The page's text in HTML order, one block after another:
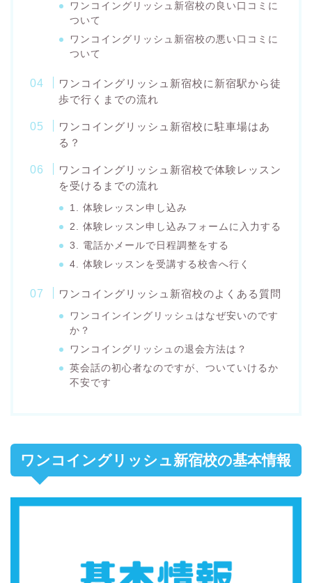
ワンコイングリッシュ新宿校の良い口コミに
ついて
ワンコイングリッシュ新宿校の悪い口コミに
ついて
ワンコイングリッシュ新宿校に新宿駅から徒
歩で行くまでの流れ
ワンコイングリッシュ新宿校に駐車場はあ
る？
ワンコイングリッシュ新宿校で体験レッスン
を受けるまでの流れ
1. 体験レッスン申し込み
2. 体験レッスン申し込みフォームに入力する
3. 電話かメールで日程調整をする
4. 体験レッスンを受講する校舎へ行く
ワンコイングリッシュ新宿校のよくある質問
ワンコインイングリッシュはなぜ安いのです
か？
ワンコイングリッシュの退会方法は？
英会話の初心者なのですが、ついていけるか
不安です
ワンコイングリッシュ新宿校の基本情報